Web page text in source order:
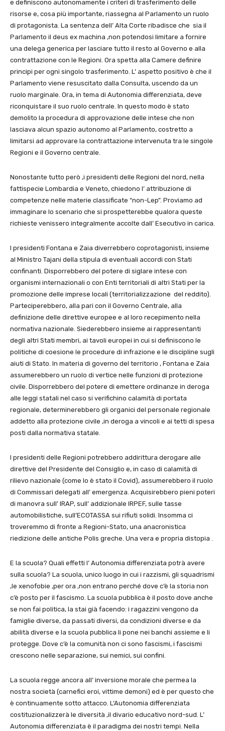
e definiscono autonomamente i criteri di trasferimento delle
risorse e, cosa più importante, riassegna al Parlamento un ruolo
di protagonista. La sentenza dell’ Alta Corte ribadisce che sia il
Parlamento il deus ex machina ,non potendosi limitare a fornire
una delega generica per lasciare tutto il resto al Governo e alla
contrattazione con le Regioni. Ora spetta alla Camere definire
principi per ogni singolo trasferimento. L’ aspetto positivo è che il
Parlamento viene resuscitato dalla Consulta, uscendo da un
ruolo marginale. Ora, in tema di Autonomia differenziata, deve
riconquistare il suo ruolo centrale. In questo modo è stato
demolito la procedura di approvazione delle intese che non
lasciava alcun spazio autonomo al Parlamento, costretto a
limitarsi ad approvare la contrattazione intervenuta tra le singole
Regioni e il Governo centrale.
Nonostante tutto però ,i presidenti delle Regioni del nord, nella
fattispecie Lombardia e Veneto, chiedono l’ attribuzione di
competenze nelle materie classificate “non-Lep”. Proviamo ad
immaginare lo scenario che si prospetterebbe qualora queste
richieste venissero integralmente accolte dall’ Esecutivo in carica.
I presidenti Fontana e Zaia diverrebbero coprotagonisti, insieme
al Ministro Tajani della stipula di eventuali accordi con Stati
confinanti. Disporrebbero del potere di siglare intese con
organismi internazionali o con Enti territoriali di altri Stati per la
promozione delle imprese locali (territorializzazione del reddito).
Parteciperebbero, alla pari con il Governo Centrale, alla
definizione delle direttive europee e al loro recepimento nella
normativa nazionale. Siederebbero insieme ai rappresentanti
degli altri Stati membri, ai tavoli europei in cui si definiscono le
politiche di coesione le procedure di infrazione e le discipline sugli
aiuti di Stato. In materia di governo del territorio , Fontana e Zaia
assumerebbero un ruolo di vertice nelle funzioni di protezione
civile. Disporrebbero del potere di emettere ordinanze in deroga
alle leggi statali nel caso si verifichino calamità di portata
regionale, determinerebbero gli organici del personale regionale
addetto alla protezione civile ,in deroga a vincoli e ai tetti di spesa
posti dalla normativa statale.
I presidenti delle Regioni potrebbero addirittura derogare alle
direttive del Presidente del Consiglio e, in caso di calamità di
rilievo nazionale (come lo è stato il Covid), assumerebbero il ruolo
di Commissari delegati all’ emergenza. Acquisirebbero pieni poteri
di manovra sull’ IRAP, sull’ addizionale IRPEF, sulle tasse
automobilistiche, sull’ECOTASSA sui rifiuti solidi. Insomma ci
troveremmo di fronte a Regioni-Stato, una anacronistica
riedizione delle antiche Polis greche. Una vera e propria distopia .
E la scuola? Quali effetti l’ Autonomia differenziata potrà avere
sulla scuola? La scuola, unico luogo in cui i razzismi, gli squadrismi
,le xenofobie ,per ora ,non entrano perché dove c’è la storia non
c’è posto per il fascismo. La scuola pubblica è il posto dove anche
se non fai politica, la stai già facendo: i ragazzini vengono da
famiglie diverse, da passati diversi, da condizioni diverse e da
abilità diverse e la scuola pubblica li pone nei banchi assieme e li
protegge. Dove c’è la comunità non ci sono fascismi, i fascismi
crescono nelle separazione, sui nemici, sui confini.
La scuola regge ancora all’ inversione morale che permea la
nostra società (carnefici eroi, vittime demoni) ed è per questo che
è continuamente sotto attacco. L‘Autonomia differenziata
costituzionalizzerà le diversità ,il divario educativo nord-sud. L’
Autonomia differenziata è il paradigma dei nostri tempi. Nella